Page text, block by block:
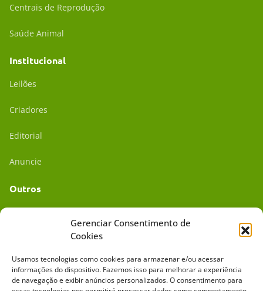
Gerenciar Consentimento de
Cookies
Usamos tecnologias como cookies para armazenar e/ou acessar
informações do dispositivo. Fazemos isso para melhorar a experiência
de navegação e exibir anúncios personalizados. O consentimento para
Centrais de Reprodução
Saúde Animal
Institucional
Leilões
Criadores
Editorial
Anuncie
Outros
Mídia Kit